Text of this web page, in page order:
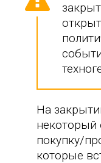
На
некоторый
покупку/
которые